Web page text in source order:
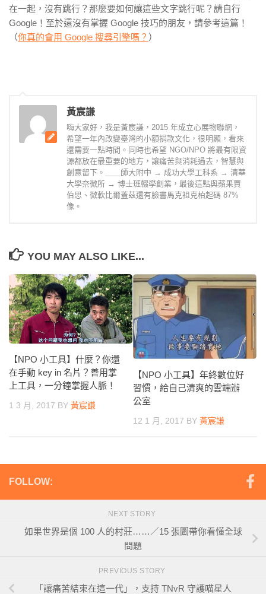
在一起，沒有跳行？那麼要如何讓這些文字跳行呢？請自行
Google！至於還沒有掌握 Google 技巧的朋友，請參考這篇！
（你真的會用 Google 搜尋引擎嗎？ ）
黃宸謙
嗨大家好，我是黃宸謙，2015 年成立心展物聯網，
希望一年內改變臺灣的小額捐款文化，很明顯，看來
還需要一點時間。同時也希望 NGO/NPO 將最有限資
源都放在最重要的地方，讓痛苦與消耗過去，智慧與
創意留下。＿＿師大附中 → 成功大學工科系 → 清華
大學奈微所 → 博士班輟學創業，最後這點與蘋果賈
伯思、微軟比爾蓋茲還有臉書馬克祖克柏起碼 87%
像。
YOU MAY ALSO LIKE...
【NPO 小工具】什麼？你還
在手動 key in 名片？善用掌
上工具，一分鐘掌握人脈！
1 3 月, 2017 BY 黃宸謙
【NPO 小工具】年終數位好
習慣，給自己清爽的雲端辦
公室
12 1 月, 2017 BY 黃宸謙
FOLLOW:
NEXT STORY
如果世界是個 100 人的村莊……／15 張圖帶你看懂全球
問題
PREVIOUS STORY
「讓痛苦結束在這一代」，支持 TNvR 守護喵星人